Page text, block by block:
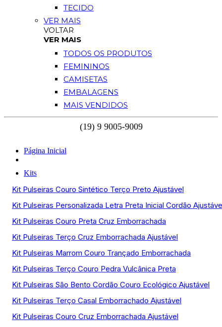
TECIDO
VER MAIS
VOLTAR
VER MAIS
TODOS OS PRODUTOS
FEMININOS
CAMISETAS
EMBALAGENS
MAIS VENDIDOS
Página Inicial
Kits
Kit Pulseiras Couro Sintético Terço Preto Ajustável
Kit Pulseiras Personalizada Letra Preta Inicial Cordão
Kit Pulseiras Couro Preta Cruz Emborrachada
Kit Pulseiras Terço Cruz Emborrachada Ajustável
Kit Pulseiras Marrom Couro Trançado Emborrachada
Kit Pulseiras Terço Couro Pedra Vulcânica Preta
Kit Pulseiras São Bento Cordão Couro Ecológico Ajustável
Kit Pulseiras Terço Casal Emborrachado Ajustável
Kit Pulseiras Couro Cruz Emborrachada Ajustável